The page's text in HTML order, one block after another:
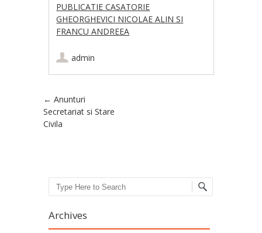
PUBLICATIE CASATORIE
GHEORGHEVICI NICOLAE ALIN SI
FRANCU ANDREEA
admin
Post navigation
← Anunturi
Secretariat si Stare
Civila
Search
Archives